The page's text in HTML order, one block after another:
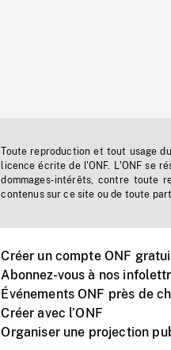
Toute reproduction et tout usage
licence écrite de l'ONF. L'ONF se
dommages-intérêts, contre toute
contenus sur ce site ou de toute
Créer un compte ONF
Abonnez-vous à nos
Événements ONF près de
Créer avec l’ONF
Organiser une projection